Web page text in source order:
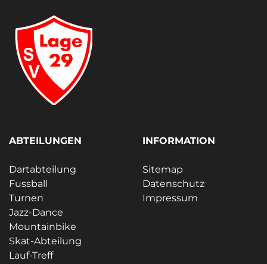
ABTEILUNGEN
Dartabteilung
Fussball
Turnen
Jazz-Dance
Mountainbike
Skat-Abteilung
Lauf-Treff
INFORMATION
Sitemap
Datenschutz
Impressum